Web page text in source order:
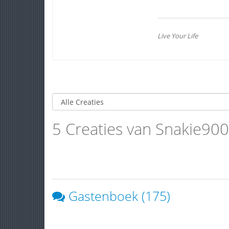
Live Your Life
5 Creaties van
Gastenboek (175)